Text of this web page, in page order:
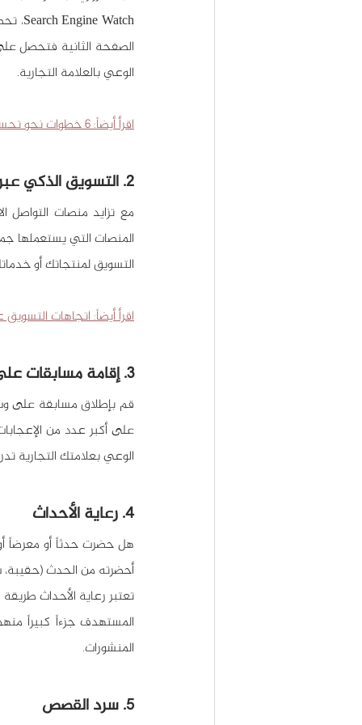
الوعي بالعلامة التجارية.
اقرأ أيضاً: 6 خطوات نحو تحسين محركات البحث SEO
2. التسويق الذكي عبر وسائل التواصل الاجتماعي
التسويق لمنتجاتك أو
اقرأ أيضاً: اتجاهات التسويق
3. إقامة مسابقات على وسائل التواصل الاجتماعي
الوعي بعلامتك التجارية
4. رعاية الأحداث
أحضرته من الحدث
المنشورات.
5. سرد القصص